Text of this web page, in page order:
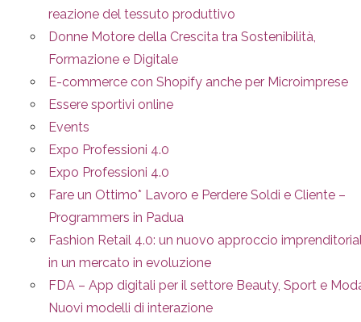
reazione del tessuto produttivo
Donne Motore della Crescita tra Sostenibilità,
Formazione e Digitale
E-commerce con Shopify anche per Microimprese
Essere sportivi online
Events
Expo Professioni 4.0
Expo Professioni 4.0
Fare un Ottimo* Lavoro e Perdere Soldi e Cliente –
Programmers in Padua
Fashion Retail 4.0: un nuovo approccio
in un mercato in evoluzione
FDA – App digitali per il settore Beauty, Sport e
Nuovi modelli di interazione